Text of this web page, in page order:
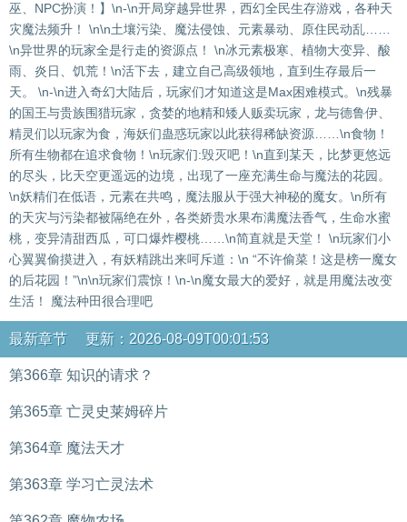
巫、NPC扮演！】\n-\n开局穿越异世界，西幻全民生存游戏，各种天
灾魔法频升！ \n\n土壤污染、魔法侵蚀、元素暴动、原住民动乱……
\n异世界的玩家全是行走的资源点！ \n冰元素极寒、植物大变异、酸
雨、炎日、饥荒！\n活下去，建立自己高级领地，直到生存最后一
天。 \n-\n进入奇幻大陆后，玩家们才知道这是Max困难模式。\n残暴
的国王与贵族围猎玩家，贪婪的地精和矮人贩卖玩家，龙与德鲁伊、
精灵们以玩家为食，海妖们蛊惑玩家以此获得稀缺资源……\n食物！
所有生物都在追求食物！\n玩家们:毁灭吧！\n直到某天，比梦更悠远
的尽头，比天空更遥远的边境，出现了一座充满生命与魔法的花园。
\n妖精们在低语，元素在共鸣，魔法服从于强大神秘的魔女。\n所有
的天灾与污染都被隔绝在外，各类娇贵水果布满魔法香气，生命水蜜
桃，变异清甜西瓜，可口爆炸樱桃……\n简直就是天堂！ \n玩家们小
心翼翼偷摸进入，有妖精跳出来呵斥道：\n “不许偷菜！这是榜一魔女
的后花园！”\n\n玩家们震惊！\n-\n魔女最大的爱好，就是用魔法改变
生活！ 魔法种田很合理吧
最新章节 更新：2026-08-09T00:01:53
第366章 知识的请求？
第365章 亡灵史莱姆碎片
第364章 魔法天才
第363章 学习亡灵法术